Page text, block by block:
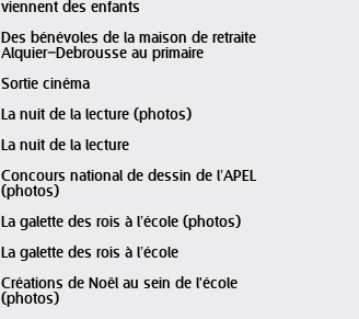
viennent des enfants
Des bénévoles de la maison de retraite
Alquier–Debrousse au primaire
Sortie cinéma
La nuit de la lecture (photos)
La nuit de la lecture
Concours national de dessin de l’APEL
(photos)
La galette des rois à l’école (photos)
La galette des rois à l’école
Créations de Noêl au sein de l'école
(photos)